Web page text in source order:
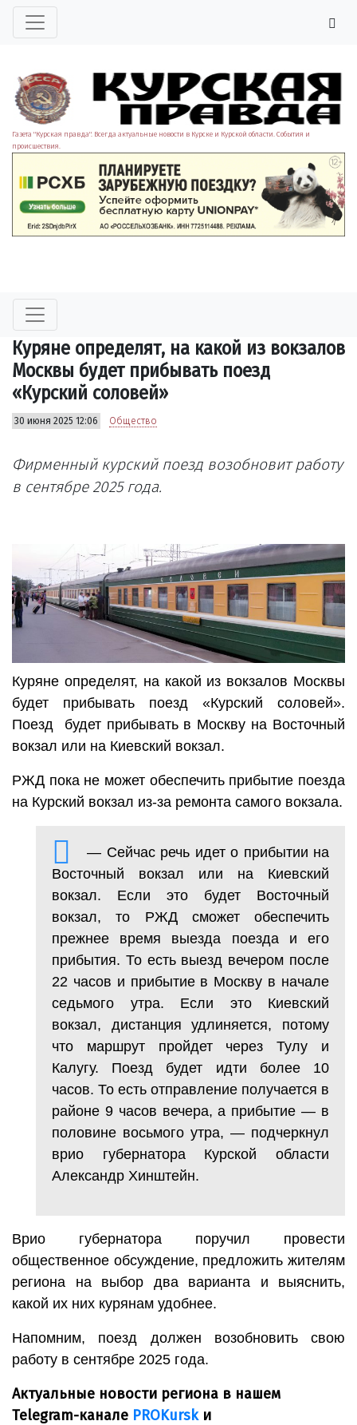
Газета "Курская правда". Всегда актуальные новости в Курске и Курской области. События и
происшествия.
Куряне определят, на какой из вокзалов
Москвы будет прибывать поезд
«Курский соловей»
30 июня 2025 12:06 Общество
Фирменный курский поезд возобновит работу
в сентябре 2025 года.
Куряне определят, на какой из вокзалов Москвы
будет прибывать поезд «Курский соловей».
Поезд будет прибывать в Москву на Восточный
вокзал или на Киевский вокзал.
РЖД пока не может обеспечить прибытие поезда
на Курский вокзал из-за ремонта самого вокзала.
— Сейчас речь идет о прибытии на
Восточный вокзал или на Киевский
вокзал. Если это будет Восточный
вокзал, то РЖД сможет обеспечить
прежнее время выезда поезда и его
прибытия. То есть выезд вечером после
22 часов и прибытие в Москву в начале
седьмого утра. Если это Киевский
вокзал, дистанция удлиняется, потому
что маршрут пройдет через Тулу и
Калугу. Поезд будет идти более 10
часов. То есть отправление получается в
районе 9 часов вечера, а прибытие — в
половине восьмого утра, — подчеркнул
врио губернатора Курской области
Александр Хинштейн.
Врио губернатора поручил провести
общественное обсуждение, предложить жителям
региона на выбор два варианта и выяснить,
какой их них курянам удобнее.
Напомним, поезд должен возобновить свою
работу в сентябре 2025 года.
Актуальные новости региона в нашем
Telegram-канале PROKurskи